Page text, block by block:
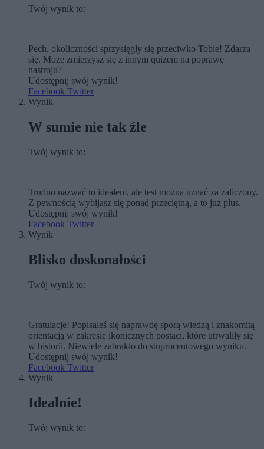
Twój wynik to:
Pech, okoliczności sprzysięgły się przeciwko Tobie! Zdarza
się. Może zmierzysz się z innym quizem na poprawę
nastroju?
Udostępnij swój wynik!
Facebook Twitter
Wynik
W sumie nie tak źle
Twój wynik to:
Trudno nazwać to ideałem, ale test można uznać za zaliczony.
Z pewnością wybijasz się ponad przeciętną, a to już plus.
Udostępnij swój wynik!
Facebook Twitter
Wynik
Blisko doskonałości
Twój wynik to:
Gratulacje! Popisałeś się naprawdę sporą wiedzą i znakomitą
orientacją w zakresie ikonicznych postaci, które utrwaliły się
w historii. Niewiele zabrakło do stuprocentowego wyniku.
Udostępnij swój wynik!
Facebook Twitter
Wynik
Idealnie!
Twój wynik to: